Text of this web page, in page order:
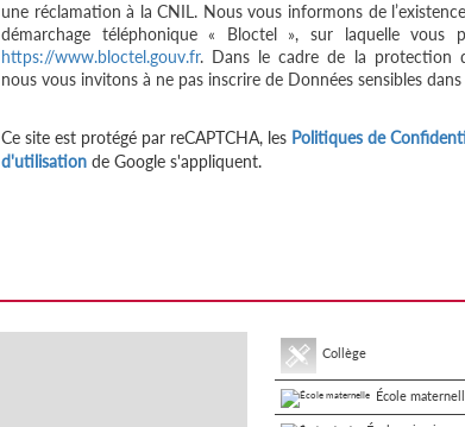
une réclamation à la CNIL. Nous vous informons de
démarchage téléphonique « Bloctel », sur laquelle vous
https://www.bloctel.gouv.fr. Dans le cadre de la protection
nous vous invitons à ne pas inscrire de Données sensibles
Ce site est protégé par reCAPTCHA, les Politiques de
d'utilisation de Google s'appliquent.
Collège
École